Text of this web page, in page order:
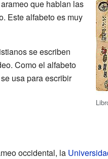
que hablan las
Este alfabeto es muy
se escriben
Como el alfabeto
usa para escribir
occidental, la